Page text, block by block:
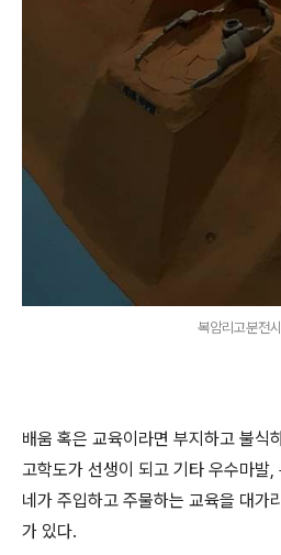
복암리고분전
배움 혹은 교육이라면 부지하고 불식
고학도가 선생이 되고 기타 우수마발
네가 주입하고 주물하는 교육을 대가
가 있다.